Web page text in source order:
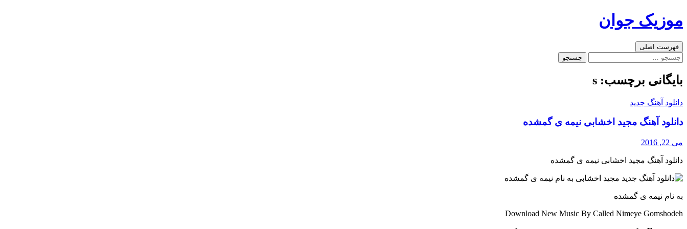
به
موزیک جوان
جست‌وجو
فهرست اصلی
جستجو
بایگانی برچسب: s
دانلود آهنگ جدید
دانلود آهنگ مجید اخشابی نیمه ی گمشده
می 22, 2016
دانلود آهنگ مجید اخشابی نیمه ی گمشده
به نام نیمه ی گمشده
Download New Music By Called Nimeye Gomshodeh